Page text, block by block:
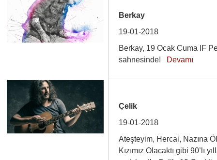
Berkay
19-01-2018
Berkay, 19 Ocak Cuma IF
sahnesinde! Devamı
Çelik
19-01-2018
Ateşteyim, Hercai, Nazına
Kızımız Olacaktı gibi 90’lı